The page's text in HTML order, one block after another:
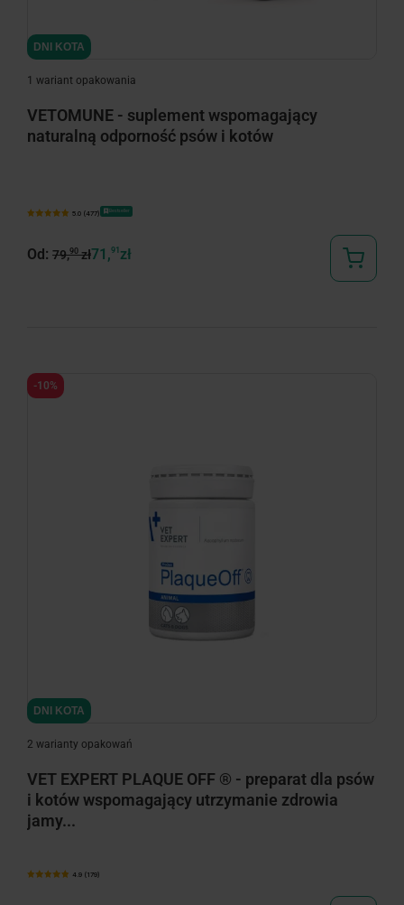
DNI KOTA
1 wariant opakowania
VETOMUNE - suplement wspomagający
naturalną odporność psów i kotów
5.0 (477) Bestseller
Od: 79,90zł71,91 zł
DNI KOTA
2 warianty opakowań
VET EXPERT PLAQUE OFF ® - preparat dla psów
i kotów wspomagający utrzymanie zdrowia
jamy...
4.9 (179)
-10%